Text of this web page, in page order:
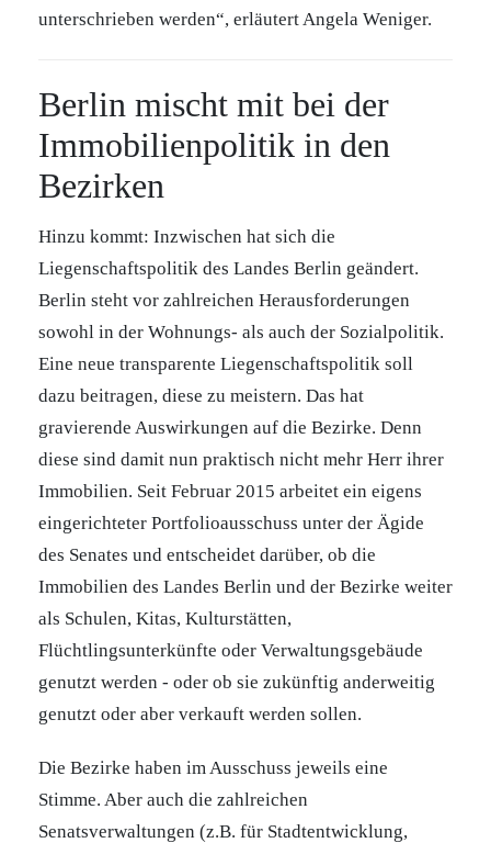
unterschrieben werden“, erläutert Angela Weniger.
Berlin mischt mit bei der
Immobilienpolitik in den
Bezirken
Hinzu kommt: Inzwischen hat sich die
Liegenschaftspolitik des Landes Berlin geändert.
Berlin steht vor zahlreichen Herausforderungen
sowohl in der Wohnungs- als auch der Sozialpolitik.
Eine neue transparente Liegenschaftspolitik soll
dazu beitragen, diese zu meistern. Das hat
gravierende Auswirkungen auf die Bezirke. Denn
diese sind damit nun praktisch nicht mehr Herr ihrer
Immobilien. Seit Februar 2015 arbeitet ein eigens
eingerichteter Portfolioausschuss unter der Ägide
des Senates und entscheidet darüber, ob die
Immobilien des Landes Berlin und der Bezirke weiter
als Schulen, Kitas, Kulturstätten,
Flüchtlingsunterkünfte oder Verwaltungsgebäude
genutzt werden - oder ob sie zukünftig anderweitig
genutzt oder aber verkauft werden sollen.
Die Bezirke haben im Ausschuss jeweils eine
Stimme. Aber auch die zahlreichen
Senatsverwaltungen (z.B. für Stadtentwicklung,